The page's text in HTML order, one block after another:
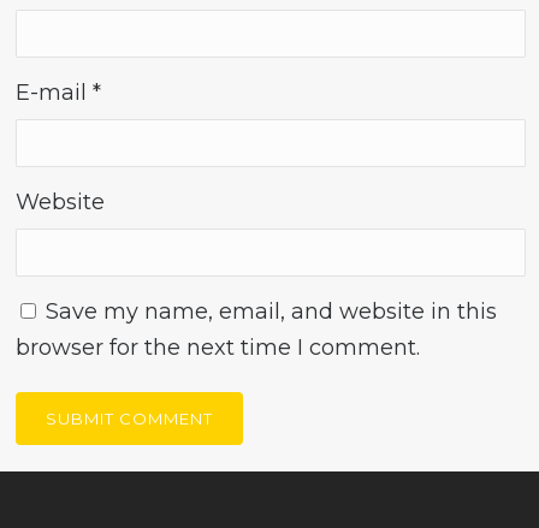
E-mail*
Website
Save my name, email, and website in this
browser for the next time I comment.